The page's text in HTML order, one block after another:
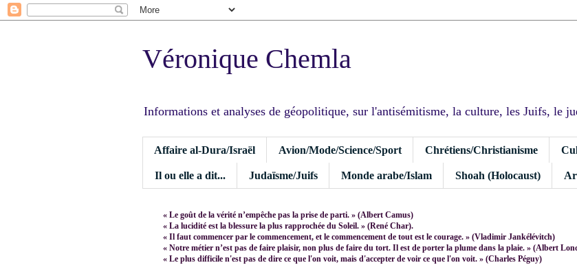
Véronique Chemla
Informations et analyses de géopolitique, sur l'antisémitisme, la culture, les Juifs, le
Affaire al-Dura/Israël Avion/Mode/Science/Sport Chrétiens/Christianisme
Il ou elle a dit... Judaïsme/Juifs Monde arabe/Islam Shoah (Holocaust)
« Le goût de la vérité n’empêche pas la prise de parti. » (Albert Camus)
« La lucidité est la blessure la plus rapprochée du Soleil. » (René Char).
« Il faut commencer par le commencement, et le commencement de tout est le courage. » (Vladimir Jankélévitch)
« Notre métier n’est pas de faire plaisir, non plus de faire du tort. Il est de porter la plume dans la plaie. » (Albert
« Le plus difficile n'est pas de dire ce que l'on voit, mais d'accepter de voir ce que l'on voit. » (Charles Péguy)